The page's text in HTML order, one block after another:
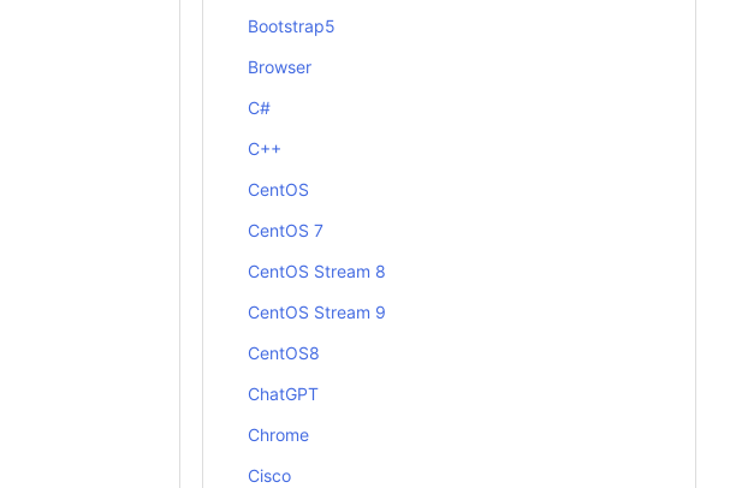
Bootstrap5
Browser
C#
C++
CentOS
CentOS 7
CentOS Stream 8
CentOS Stream 9
CentOS8
ChatGPT
Chrome
Cisco